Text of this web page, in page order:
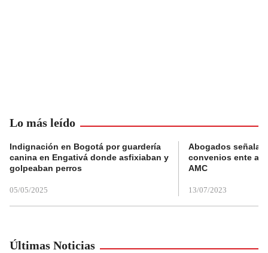
Lo más leído
Indignación en Bogotá por guardería
canina en Engativá donde asfixiaban y
golpeaban perros
05/05/2025
Abogados
convenios ente
AMC
13/07/2023
Últimas Noticias